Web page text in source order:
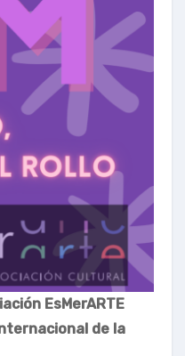
EsMerARTE
de la